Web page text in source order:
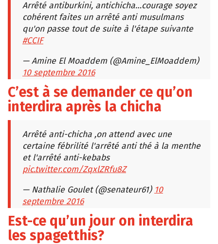
Arrêté antiburkini, antichicha…courage soyez
cohérent faites un arrêté anti musulmans
qu'on passe tout de suite à l'étape suivante
#CCIF
— Amine El Moaddem (@Amine_ElMoaddem)
10 septembre 2016
C’est à se demander ce qu’on
interdira après la chicha
Arrêté anti-chicha ,on attend avec une
certaine fébrilité l'arrêté anti thé à la menthe
et l'arrêté anti-kebabs
pic.twitter.com/ZqxlZRfu8Z
— Nathalie Goulet (@senateur61) 10
septembre 2016
Est-ce qu’un jour on interdira
les spagetthis?